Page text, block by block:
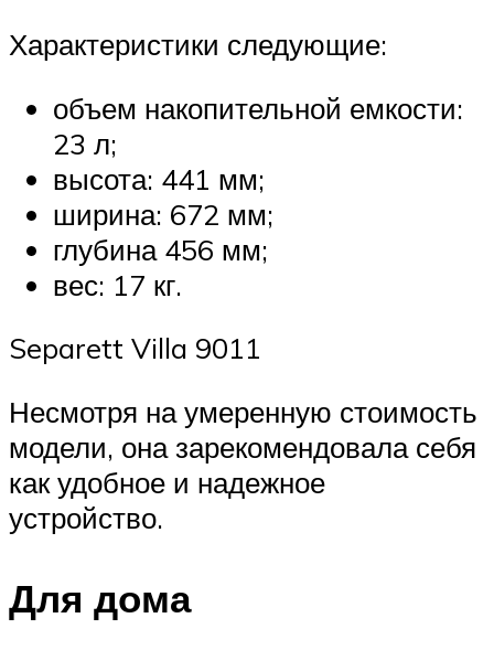
Характеристики следующие:
объем накопительной емкости:
23 л;
высота: 441 мм;
ширина: 672 мм;
глубина 456 мм;
вес: 17 кг.
Separett Villa 9011
Несмотря на умеренную стоимость
модели, она зарекомендовала себя
как удобное и надежное
устройство.
Для дома